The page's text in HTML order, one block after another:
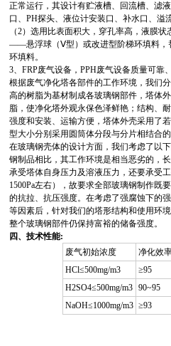
正常运行，其设计有贮液槽、回流槽、滤
口、PH探头、液位计安装口、补水口、溢
（2）选用比表面积大，穿孔率高，液膜
——悬浮球（Ⅴ型）或改进型阶梯环填料，
环填料。
3、FRP废气设备，PPH废气设备质量可靠
根据废气净化塔各部件的工作环境，我们
高的树脂为基材制成各玻璃钢部件，塔体
脂，使净化塔外观永保色泽鲜艳；结构、
强度和安装、运输方便，塔体外壳采用了
型大小分别采用圆筒体分段与分片相结合的
在玻璃钢壳体的设计方面，我们考虑了以
钢制品相比，其工作环境是相当恶劣的，
承受塔体自身压力及溶液压力，还要承
1500Pa左右），故要求全部玻璃钢制作既
的抗拉、抗压强度。在考虑了强腐蚀下的
等因素后，针对我们的塔形结构和使用环
整个玻璃钢部件仍保持富裕的储备强度。
四、技术性能:
废气初始浓度 净化效
HCl≤500mg/m3
≥95
H2SO4≤500mg/m3 90~95
NaOH≤1000mg/m3 ≥93